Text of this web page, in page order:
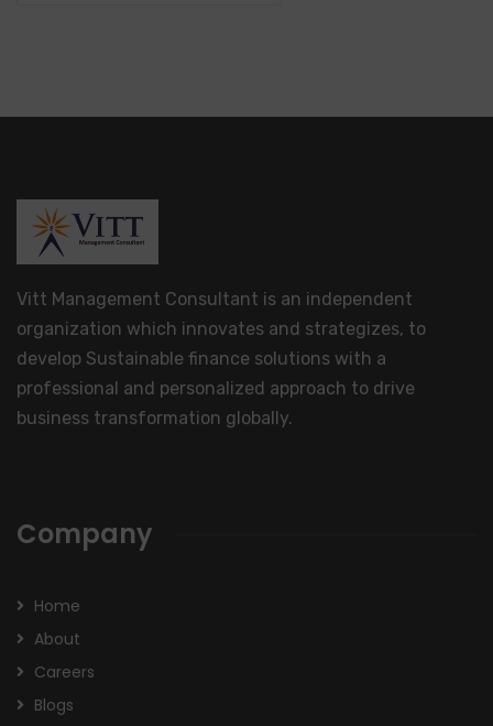
Vitt Management Consultant is an independent
organization which innovates and strategizes, to
develop Sustainable finance solutions with a
professional and personalized approach to drive
business transformation globally.
Company
Home
About
Careers
Blogs